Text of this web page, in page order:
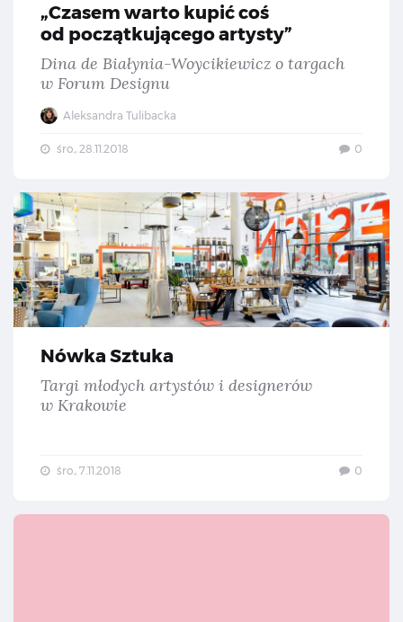
„Czasem warto kupić coś
od początkującego artysty”
Dina de Białynia-Woycikiewicz o targach
w Forum Designu
Aleksandra Tulibacka
śro., 28.11.2018 0
Nówka Sztuka
Targi młodych artystów i designerów
w Krakowie
śro., 7.11.2018 0